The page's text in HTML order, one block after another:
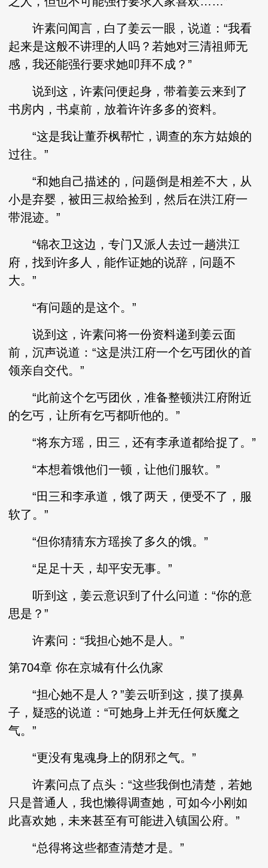
许素问闻言，白了姜云一眼，说道：“我看
起来是这般不讲理的人吗？若她对三清祖师无
感，我还能强行要求她叩拜不成？”
说到这，许素问便起身，带着姜云来到了
书房内，书桌前，放着许许多多的资料。
“这是我让董乔枫帮忙，调查的东方姑娘的
过往。”
“和她自己描述的，问题倒是相差不大，从
小是弃婴，被田三叔给捡到，然后在洪江府一
带混迹。”
“锦衣卫这边，专门又派人去过一趟洪江
府，找到许多人，能作证她的说辞，问题不
大。”
“有问题的是这个。”
说到这，许素问将一份资料递到姜云面
前，沉声说道：“这是洪江府一个乞丐团伙的首
领亲自交代。”
“此前这个乞丐团伙，准备整顿洪江府附近
的乞丐，让所有乞丐都听他的。”
“将东方瑶，田三，还有李承道都给捉了。”
“本想着饿他们一顿，让他们服软。”
“田三和李承道，饿了两天，便受不了，服
软了。”
“但你猜猜东方瑶挨了多久的饿。”
“足足十天，却平安无事。”
听到这，姜云意识到了什么问道：“你的意
思是？”
许素问：“我担心她不是人。”
第704章 你在京城有什么仇家
“担心她不是人？”姜云听到这，摸了摸鼻
子，疑惑的说道：“可她身上并无任何妖魔之
气。”
“更没有鬼魂身上的阴邪之气。”
许素问点了点头：“这些我倒也清楚，若她
只是普通人，我也懒得调查她，可如今小刚如
此喜欢她，未来甚至有可能进入镇国公府。”
“总得将这些都查清楚才是。”